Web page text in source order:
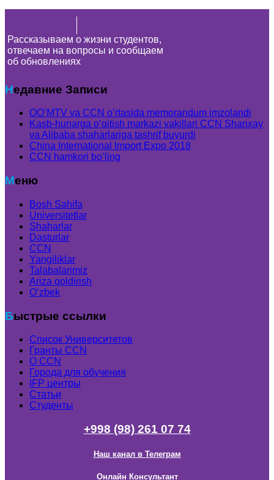
Рассказываем о жизни студентов,
отвечаем на вопросы и сообщаем
об обновлениях
Недавние Записи
OO’MTV va CCN o’rtasida memorandum imzolandi
Kasb-hunarga o’qitish markazi vakillari CCN Shanxay
va Alibaba shaharlariga tashrif buyurdi
China International Import Expo 2018
CCN hamkori bo’ling
Меню
Bosh Sahifa
Universitetlar
Shaharlar
Dasturlar
CCN
Yangiliklar
Talabalarimiz
Ariza qoldirish
Oʻzbek
Быстрые ссылки
Список Университетов
Гранты ССN
О ССN
Города для обучения
IFP центры
Статьи
Студенты
+998 (98) 261 07 74
Наш канал в Телеграм
Онлайн Консультант